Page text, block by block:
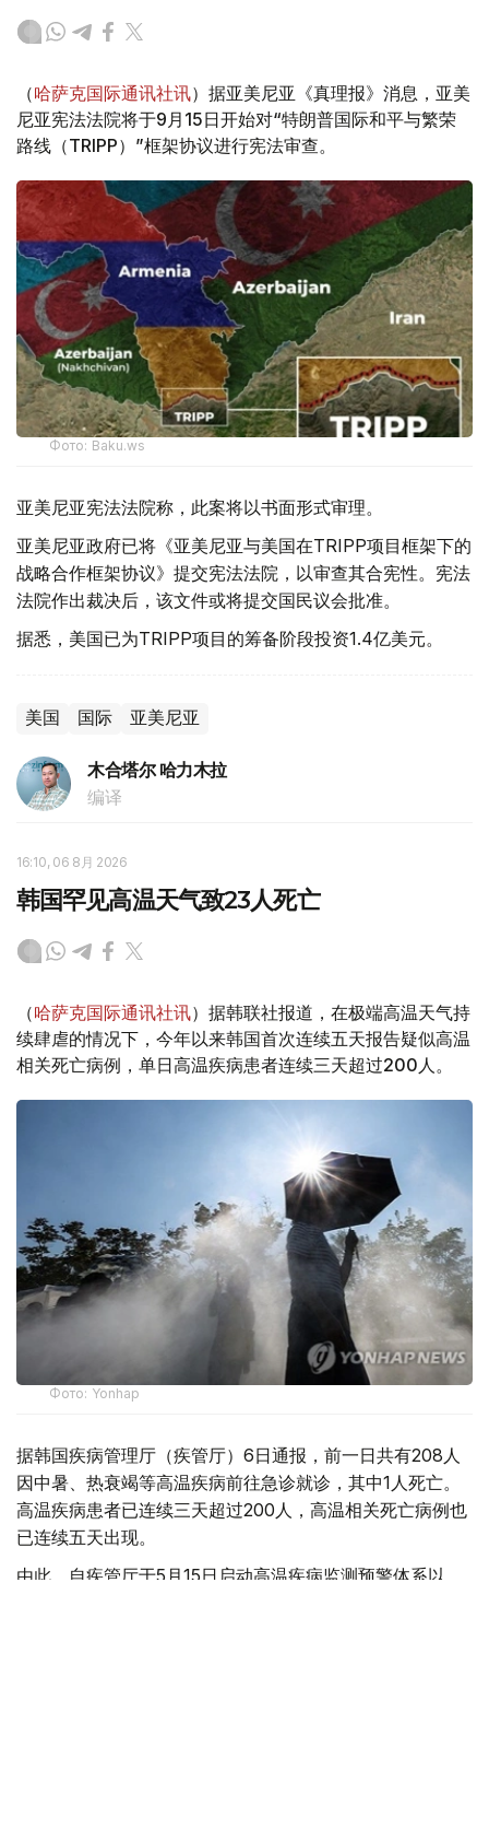
（哈萨克国际通讯社讯）据亚美尼亚《真理报》消息，亚美
尼亚宪法法院将于9月15日开始对“特朗普国际和平与繁荣
路线（TRIPP）”框架协议进行宪法审查。
Фото: Baku.ws
亚美尼亚宪法法院称，此案将以书面形式审理。
亚美尼亚政府已将《亚美尼亚与美国在TRIPP项目框架下的
战略合作框架协议》提交宪法法院，以审查其合宪性。宪法
法院作出裁决后，该文件或将提交国民议会批准。
据悉，美国已为TRIPP项目的筹备阶段投资1.4亿美元。
美国 国际 亚美尼亚
木合塔尔 哈力木拉
编译
16:10, 06 8月 2026
韩国罕见高温天气致23人死亡
（哈萨克国际通讯社讯）据韩联社报道，在极端高温天气持
续肆虐的情况下，今年以来韩国首次连续五天报告疑似高温
相关死亡病例，单日高温疾病患者连续三天超过200人。
Фото: Yonhap
据韩国疾病管理厅（疾管厅）6日通报，前一日共有208人
因中暑、热衰竭等高温疾病前往急诊就诊，其中1人死亡。
高温疾病患者已连续三天超过200人，高温相关死亡病例也
已连续五天出现。
由此，自疾管厅于5月15日启动高温疾病监测预警体系以